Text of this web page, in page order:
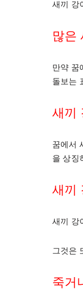
새끼 강
많은
만약 꿈
돌보는
새끼
꿈에서
을 상징
새끼
새끼 강
그것은
죽거